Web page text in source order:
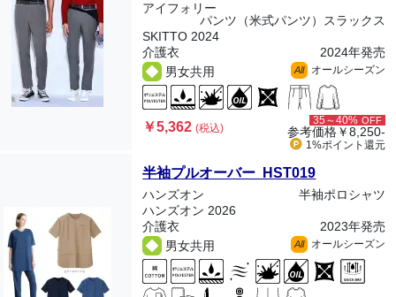
アイフォリー
パンツ（米式パンツ）スラックス
SKITTO 2024
介護衣
2024年発売
男女共用
All オールシーズン
￥5,362(税込)
35～40% OFF
参考価格￥8,250-
1%ポイント 還元
半袖プルオーバー HST019
ハンズオン
半袖ポロシャツ
ハンズオン 2026
介護衣
2023年発売
男女共用
All オールシーズン